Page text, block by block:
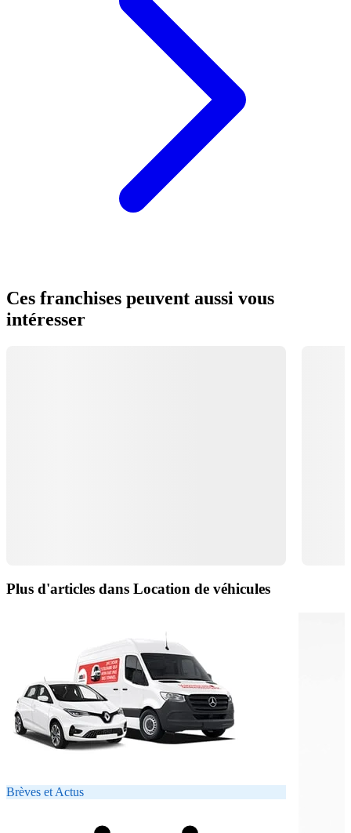
Ces franchises peuvent aussi vous
intéresser
Plus d'articles dans Location de véhicules
Brèves et Actus